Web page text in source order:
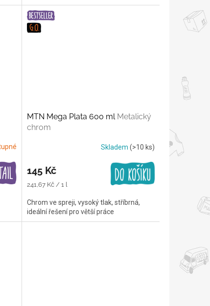
MTN Mega Plata 600 ml Metalický
chrom
Skladem (>10 ks)
145 Kč
Měrná
241,67 Kč / 1 l
Chrom ve spreji, vysoký tlak, stříbrná,
ideální řešení pro větší práce